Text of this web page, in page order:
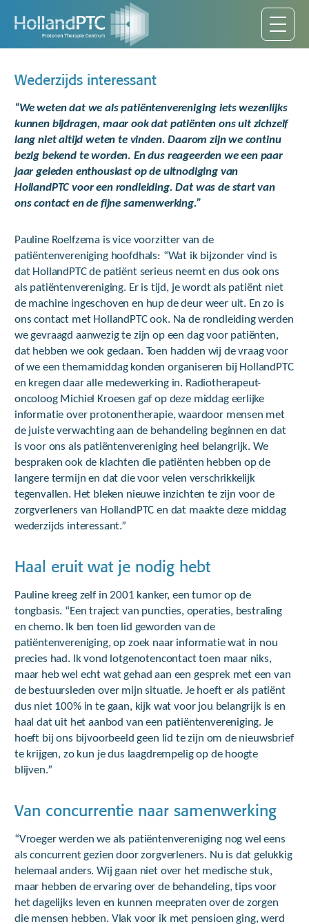
Wederzijds interessant
“We weten dat we als patiëntenvereniging iets wezenlijks
kunnen bijdragen, maar ook dat patiënten ons uit zichzelf
lang niet altijd weten te vinden. Daarom zijn we continu
bezig bekend te worden. En dus reageerden we een paar
jaar geleden enthousiast op de uitnodiging van
HollandPTC voor een rondleiding. Dat was de start van
ons contact en de fijne samenwerking.”
Pauline Roelfzema is vice voorzitter van de
patiëntenvereniging hoofdhals: “Wat ik bijzonder vind is
dat HollandPTC de patiënt serieus neemt en dus ook ons
als patiëntenvereniging. Er is tijd, je wordt als patiënt niet
de machine ingeschoven en hup de deur weer uit. En zo is
ons contact met HollandPTC ook. Na de rondleiding werden
we gevraagd aanwezig te zijn op een dag voor patiënten,
dat hebben we ook gedaan. Toen hadden wij de vraag voor
of we een themamiddag konden organiseren bij HollandPTC
en kregen daar alle medewerking in. Radiotherapeut-
oncoloog Michiel Kroesen gaf op deze middag eerlijke
informatie over protonentherapie, waardoor mensen met
de juiste verwachting aan de behandeling beginnen en dat
is voor ons als patiëntenvereniging heel belangrijk. We
bespraken ook de klachten die patiënten hebben op de
langere termijn en dat die voor velen verschrikkelijk
tegenvallen. Het bleken nieuwe inzichten te zijn voor de
zorgverleners van HollandPTC en dat maakte deze middag
wederzijds interessant.”
Haal eruit wat je nodig hebt
Pauline kreeg zelf in 2001 kanker, een tumor op de
tongbasis. “Een traject van puncties, operaties, bestraling
en chemo. Ik ben toen lid geworden van de
patiëntenvereniging, op zoek naar informatie wat in nou
precies had. Ik vond lotgenotencontact toen maar niks,
maar heb wel echt wat gehad aan een gesprek met een van
de bestuursleden over mijn situatie. Je hoeft er als patiënt
dus niet 100% in te gaan, kijk wat voor jou belangrijk is en
haal dat uit het aanbod van een patiëntenvereniging. Je
hoeft bij ons bijvoorbeeld geen lid te zijn om de nieuwsbrief
te krijgen, zo kun je dus laagdrempelig op de hoogte
blijven.”
Van concurrentie naar samenwerking
“Vroeger werden we als patiëntenvereniging nog wel eens
als concurrent gezien door zorgverleners. Nu is dat gelukkig
helemaal anders. Wij gaan niet over het medische stuk,
maar hebben de ervaring over de behandeling, tips voor
het dagelijks leven en kunnen meepraten over de zorgen
die mensen hebben. Vlak voor ik met pensioen ging, werd